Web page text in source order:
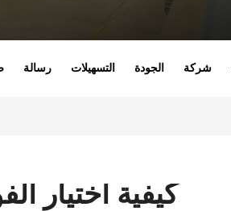
رسالة التسهيلات الجودة شركة
كيفية اختيار